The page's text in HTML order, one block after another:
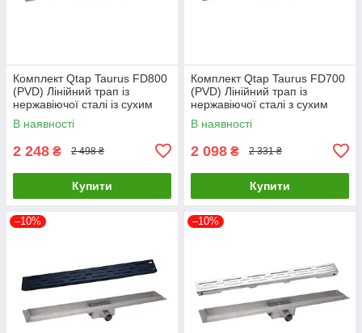
Комплект Qtap Taurus FD800
(PVD) Лінійний трап із
нержавіючої сталі із сухим
затвором 800 мм
В наявності
2 248 ₴ 2 498 ₴
Купити
Комплект Qtap Taurus FD700
(PVD) Лінійний трап із
нержавіючої сталі з сухим
затвором 700 мм
В наявності
2 098 ₴ 2 331 ₴
Купити
–10% –10%